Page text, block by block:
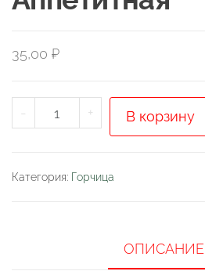
35,00 ₽
-
Количество
товара
салатная
+ В корзину
Категория: Горчица
ОПИСАНИЕ